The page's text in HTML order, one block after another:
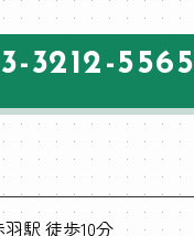
3212-5565
駅 徒歩10分